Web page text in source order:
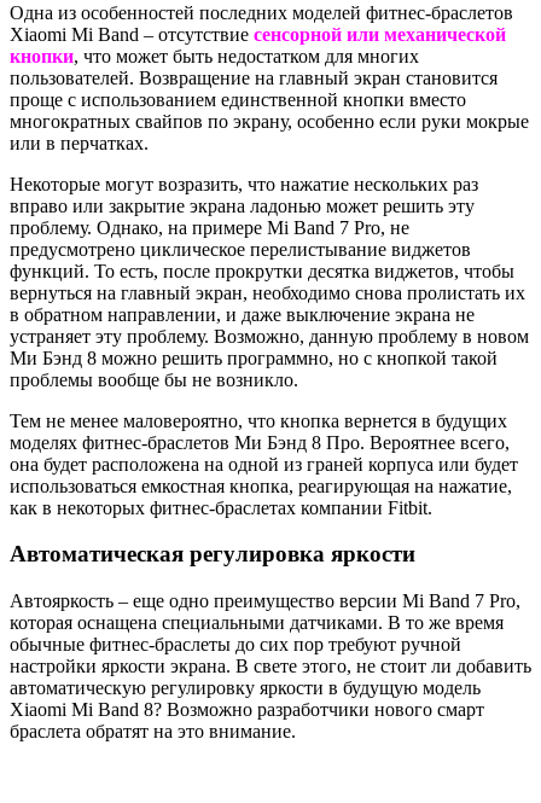
Одна из особенностей последних моделей фитнес-браслетов
Xiaomi Mi Band – отсутствие сенсорной или механической
кнопки, что может быть недостатком для многих
пользователей. Возвращение на главный экран становится
проще с использованием единственной кнопки вместо
многократных свайпов по экрану, особенно если руки мокрые
или в перчатках.
Некоторые могут возразить, что нажатие нескольких раз
вправо или закрытие экрана ладонью может решить эту
проблему. Однако, на примере Mi Band 7 Pro, не
предусмотрено циклическое перелистывание виджетов
функций. То есть, после прокрутки десятка виджетов, чтобы
вернуться на главный экран, необходимо снова пролистать их
в обратном направлении, и даже выключение экрана не
устраняет эту проблему. Возможно, данную проблему в новом
Ми Бэнд 8 можно решить программно, но с кнопкой такой
проблемы вообще бы не возникло.
Тем не менее маловероятно, что кнопка вернется в будущих
моделях фитнес-браслетов Ми Бэнд 8 Про. Вероятнее всего,
она будет расположена на одной из граней корпуса или будет
использоваться емкостная кнопка, реагирующая на нажатие,
как в некоторых фитнес-браслетах компании Fitbit.
Автоматическая регулировка яркости
Автояркость – еще одно преимущество версии Mi Band 7 Pro,
которая оснащена специальными датчиками. В то же время
обычные фитнес-браслеты до сих пор требуют ручной
настройки яркости экрана. В свете этого, не стоит ли добавить
автоматическую регулировку яркости в будущую модель
Xiaomi Mi Band 8? Возможно разработчики нового смарт
браслета обратят на это внимание.